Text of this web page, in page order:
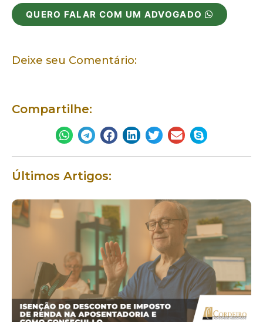
QUERO FALAR COM UM ADVOGADO
Deixe seu Comentário:
Compartilhe:
Últimos Artigos: